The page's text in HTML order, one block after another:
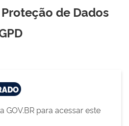
de Dados
GOV.BR para acessar este